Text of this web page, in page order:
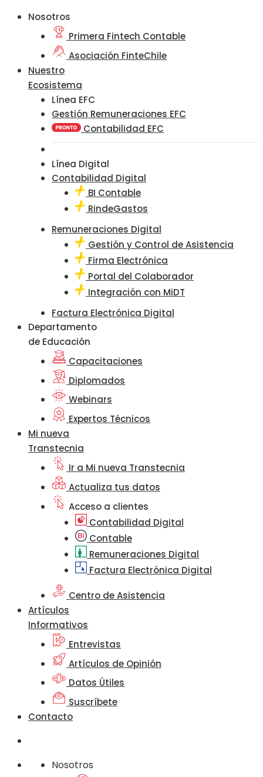
Nosotros
Primera Fintech Contable
Asociación FinteChile
Nuestro
Ecosistema
Línea EFC
Gestión Remuneraciones EFC
Contabilidad EFC
Línea Digital
Contabilidad Digital
BI Contable
RindeGastos
Remuneraciones Digital
Gestión y Control de Asistencia
Firma Electrónica
Portal del Colaborador
Integración con MiDT
Factura Electrónica Digital
Departamento
de Educación
Capacitaciones
Diplomados
Webinars
Expertos Técnicos
Mi nueva
Transtecnia
Ir a Mi nueva Transtecnia
Actualiza tus datos
Acceso a clientes
Contabilidad Digital
Contable
Remuneraciones Digital
Factura Electrónica Digital
Centro de Asistencia
Artículos
Informativos
Entrevistas
Artículos de Opinión
Datos Útiles
Suscríbete
Contacto
Nosotros